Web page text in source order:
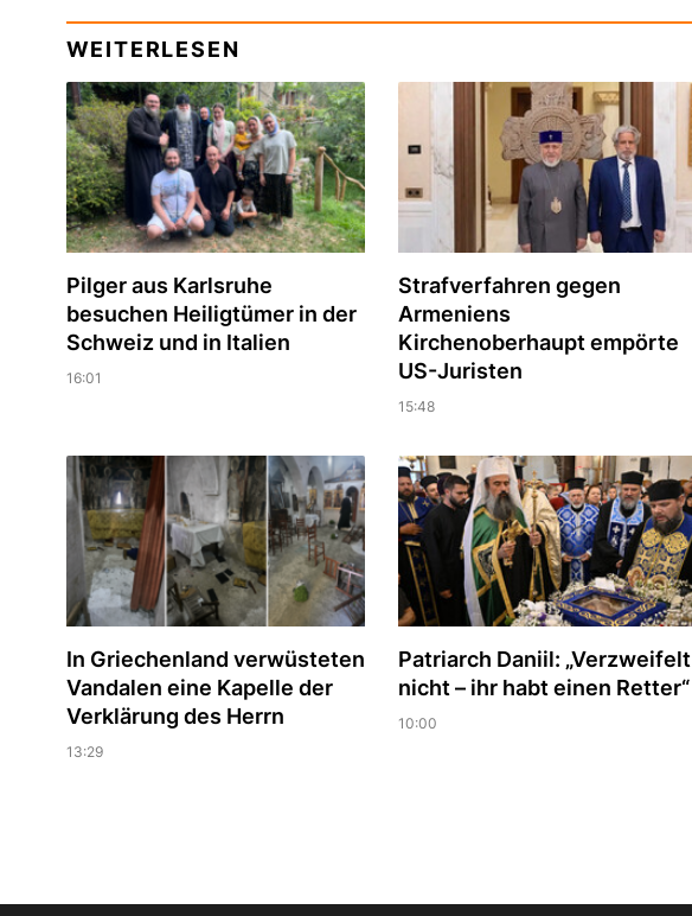
WEITERLESEN
Pilger aus Karlsruhe
besuchen Heiligtümer in der
Schweiz und in Italien
16:01
Strafverfahren gegen
Armeniens
Kirchenoberhaupt empörte
US-Juristen
15:48
In Griechenland verwüsteten
Vandalen eine Kapelle der
Verklärung des Herrn
13:29
Patriarch Daniil: „Verzweifelt
nicht – ihr habt einen Retter“
10:00